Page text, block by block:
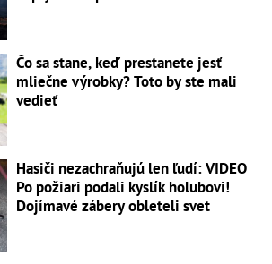
Čo sa stane, keď prestanete jesť
mliečne výrobky? Toto by ste mali
vedieť
Hasiči nezachraňujú len ľudí: VIDEO
Po požiari podali kyslík holubovi!
Dojímavé zábery obleteli svet